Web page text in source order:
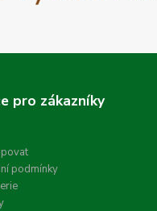
pro zákazníky
podmínky